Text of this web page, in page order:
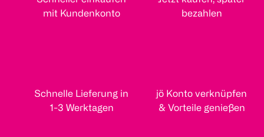
mit Kundenkonto
bezahlen
Schnelle Lieferung in
1-3 Werktagen
jö Konto verknüpfen
& Vorteile genießen